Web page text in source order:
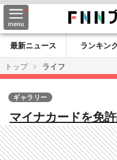
最新ニュース ランキン
トップ
ライフ
マイナカードを免
者”はオンラインで
ット 現行免許証と
ギャラリー